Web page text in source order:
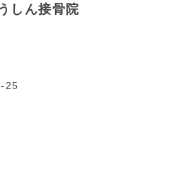
しん接骨院
25